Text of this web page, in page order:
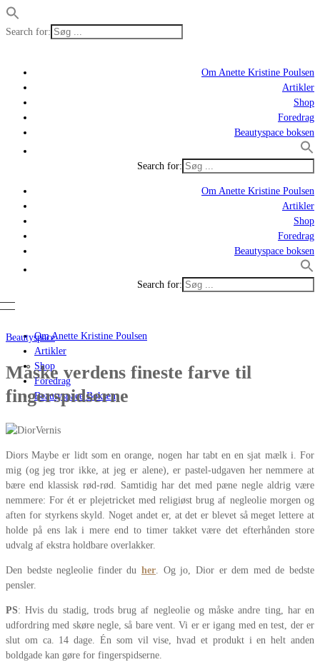
Search for:
Om Anette Kristine Poulsen
Artikler
Shop
Foredrag
Beautyspace boksen
Search for:
Om Anette Kristine Poulsen
Artikler
Shop
Foredrag
Beautyspace boksen
Search for:
Om Anette Kristine Poulsen
Artikler
Shop
Foredrag
Beautyspace Boksen
Beautyspace
Måske verdens fineste farve til
fingerspidserne
Diors Maybe er lidt som en orange, nogen har tabt en en sjat mælk i. For
mig (og jeg tror ikke, at jeg er alene), er pastel-udgaven her nemmere at
bære end klassisk rød-rød. Samtidig har det med pæne negle aldrig være
nemmere: For ét er plejetricket med religiøst brug af negleolie morgen og
aften for styrkens skyld. Noget andet er, at det er blevet så meget lettere at
holde på ens lak i mere end to timer takket være det efterhånden store
udvalg af ekstra holdbare overlakker.
Den bedste negleolie finder duher. Og jo, Dior er dem med de bedste
pensler.
PS: Hvis du stadig, trods brug af negleolie og måske andre ting, har en
udfordring med skøre negle, så bare vent. Vi er er igang med en test, der er
slut om ca. 14 dage. Én som vil vise, hvad et produkt i en helt anden
boldgade kan gøre for fingerspidserne.